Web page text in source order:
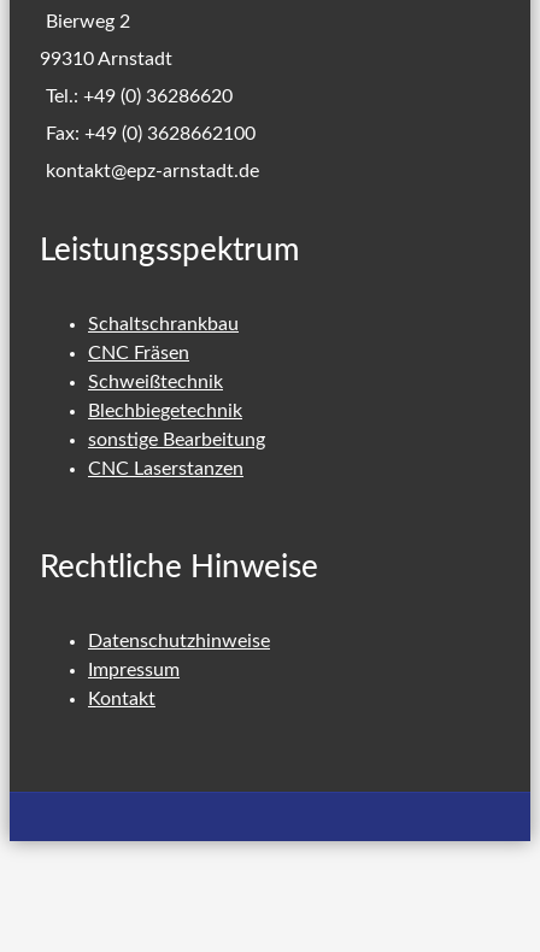
Bierweg 2
99310 Arnstadt
Tel.: +49 (0) 36286620
Fax: +49 (0) 3628662100
kontakt@epz-arnstadt.de
Leistungsspektrum
Schaltschrankbau
CNC Fräsen
Schweißtechnik
Blechbiegetechnik
sonstige Bearbeitung
CNC Laserstanzen
Rechtliche Hinweise
Datenschutzhinweise
Impressum
Kontakt